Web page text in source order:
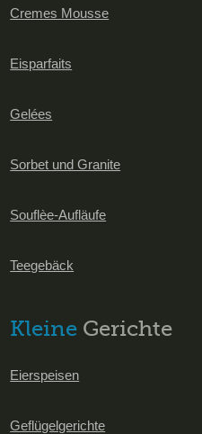
Cremes Mousse
Eisparfaits
Gelées
Sorbet und Granite
Souflèe-Aufläufe
Teegebäck
Kleine Gerichte
Eierspeisen
Geflügelgerichte